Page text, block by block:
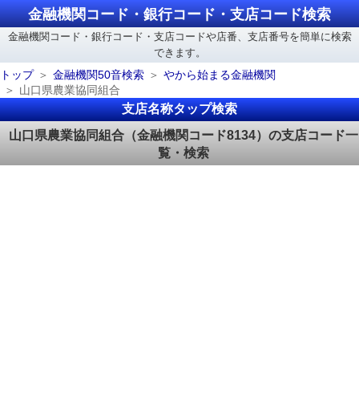
金融機関コード・銀行コード・支店コード検索
金融機関コード・銀行コード・支店コードや店番、支店番号を簡単に検索
できます。
トップ
金融機関50音検索
やから始まる金融機関
山口県農業協同組合
支店名称タップ検索
山口県農業協同組合（金融機関コード8134）の支店コード一
覧・検索